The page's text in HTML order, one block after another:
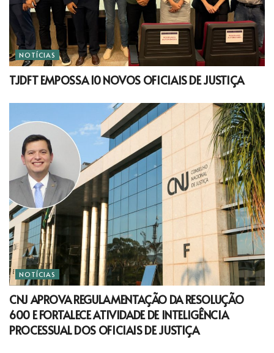
NOTÍCIAS
TJDFT EMPOSSA 10 NOVOS OFICIAIS DE JUSTIÇA
NOTÍCIAS
CNJ APROVA REGULAMENTAÇÃO DA RESOLUÇÃO
600 E FORTALECE ATIVIDADE DE INTELIGÊNCIA
PROCESSUAL DOS OFICIAIS DE JUSTIÇA